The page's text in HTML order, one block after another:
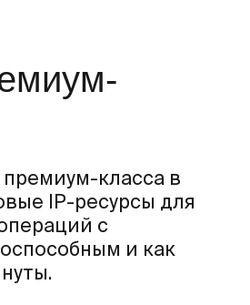
класса в
IP-ресурсы для
с
и как